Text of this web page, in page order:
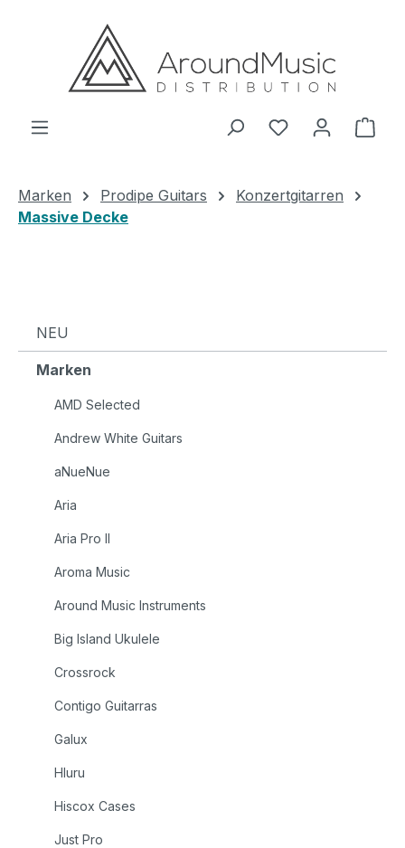
Zum Hauptinhalt springen
Marken Prodipe Guitars
Konzertgitarren
Massive Decke
NEU
Marken
AMD Selected
Andrew White Guitars
aNueNue
Aria
Aria Pro II
Aroma Music
Around Music Instruments
Big Island Ukulele
Crossrock
Contigo Guitarras
Galux
Hluru
Hiscox Cases
Just Pro